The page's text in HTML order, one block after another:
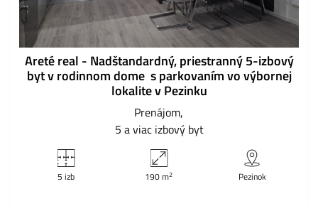
Areté real - Nadštandardný, priestranný 5-izbový
byt v rodinnom dome s parkovaním vo výbornej
lokalite v Pezinku
Prenájom
5 a viac izbový byt
5 izb 190 m2 Pezinok